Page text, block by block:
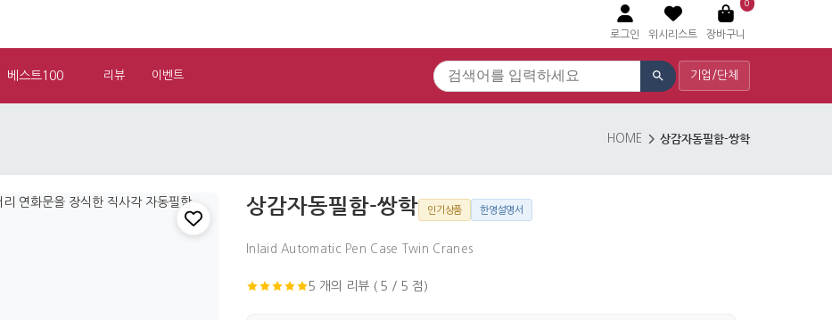
로그인 위시리스트
0
장바구니
베스트100 리뷰 이벤트 기업/단체
HOME 상감자동필함-쌍학
상감자동필함-쌍학 인기상품 한영설명서
Inlaid Automatic Pen Case Twin Cranes
5 개의 리뷰 ( 5 / 5 점)